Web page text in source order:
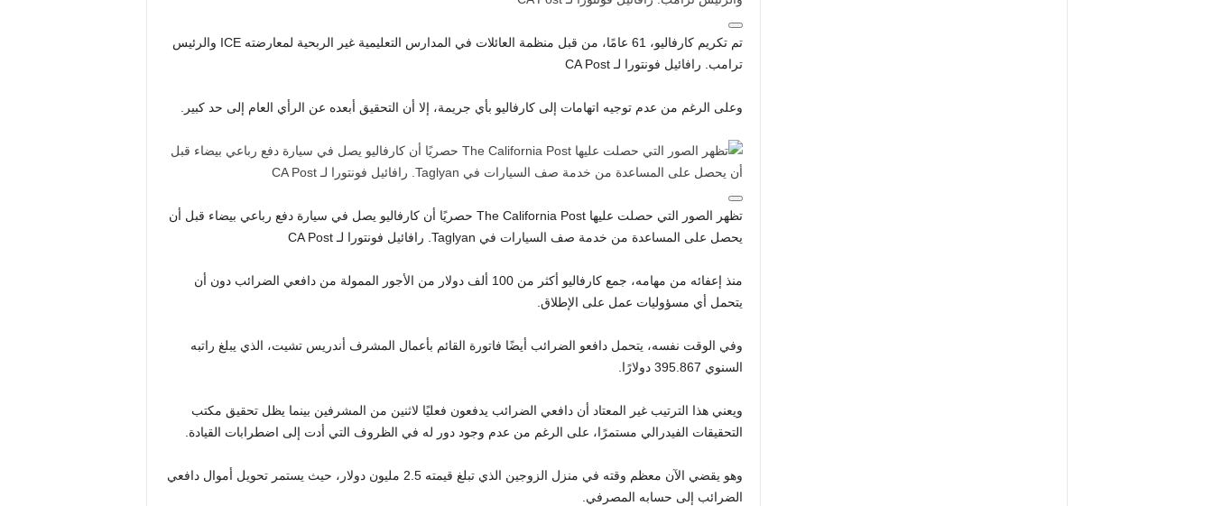
تم تكريم كارفاليو، 61 عامًا، من قبل منظمة العائلات في المدارس التعليمية غير الربحية لمعارضته ICE والرئيس
ترامب. رافائيل فونتورا لـ CA Post
وعلى الرغم من عدم توجيه اتهامات إلى كارفاليو بأي جريمة، إلا أن التحقيق أبعده عن الرأي العام إلى حد كبير.
تظهر الصور التي حصلت عليها The California Post حصريًا أن كارفاليو يصل في سيارة دفع رباعي بيضاء قبل أن
يحصل على المساعدة من خدمة صف السيارات في Taglyan. رافائيل فونتورا لـ CA Post
منذ إعفائه من مهامه، جمع كارفاليو أكثر من 100 ألف دولار من الأجور الممولة من دافعي الضرائب دون أن
يتحمل أي مسؤوليات عمل على الإطلاق.
وفي الوقت نفسه، يتحمل دافعو الضرائب أيضًا فاتورة القائم بأعمال المشرف أندريس تشيت، الذي يبلغ راتبه
السنوي 395.867 دولارًا.
ويعني هذا الترتيب غير المعتاد أن دافعي الضرائب يدفعون فعليًا لاثنين من المشرفين بينما يظل تحقيق مكتب
التحقيقات الفيدرالي مستمرًا، على الرغم من عدم وجود دور له في الظروف التي أدت إلى اضطرابات القيادة.
وهو يقضي الآن معظم وقته في منزل الزوجين الذي تبلغ قيمته 2.5 مليون دولار، حيث يستمر تحويل أموال دافعي
الضرائب إلى حسابه المصرفي.